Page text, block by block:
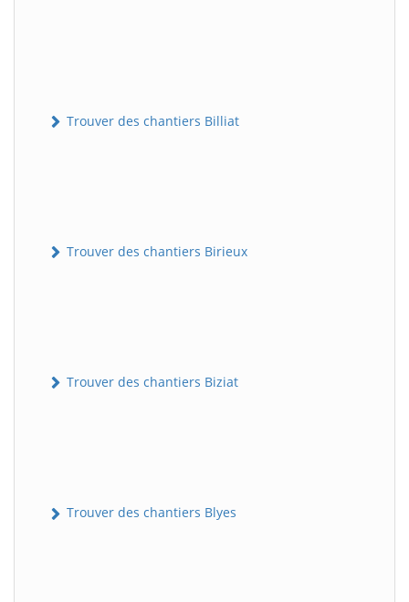
Trouver des chantiers Billiat
Trouver des chantiers Birieux
Trouver des chantiers Biziat
Trouver des chantiers Blyes